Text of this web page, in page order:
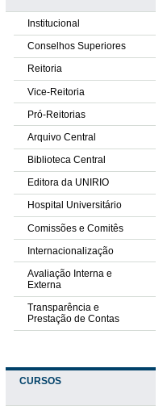
Institucional
Conselhos Superiores
Reitoria
Vice-Reitoria
Pró-Reitorias
Arquivo Central
Biblioteca Central
Editora da UNIRIO
Hospital Universitário
Comissões e Comitês
Internacionalização
Avaliação Interna e
Externa
Transparência e
Prestação de Contas
CURSOS